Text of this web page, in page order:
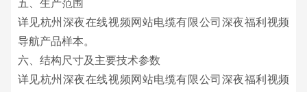
五、生产范围
详见杭州深夜在线视频网站电缆有限公司深夜福利视频
导航产品样本。
六、结构尺寸及主要技术参数
详见杭州深夜在线视频网站电缆有限公司深夜福利视频